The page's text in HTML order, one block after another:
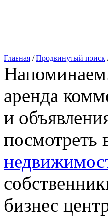
Главная /Продвинутый поиск
аренда
и
посмотреть
бизнес